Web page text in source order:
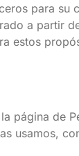
para
a partir
estos
página de
usamos,